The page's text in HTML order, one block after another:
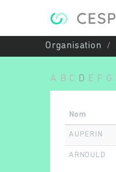
Organisation
A B C D E F G
Nom
AUPERIN
ARNOULD